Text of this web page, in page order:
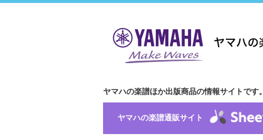
ヤマハの楽譜ほか出版商品の情報サイトです。
ヤマハの楽譜通販サイト